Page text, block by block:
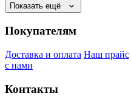
Показать ещё
Покупателям
Доставка и оплата Наш прайс
с нами
Контакты